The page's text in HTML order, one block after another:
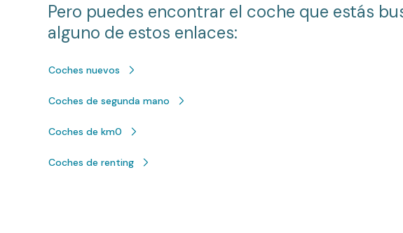
Pero puedes encontrar el coche que estás
alguno de estos enlaces:
Coches nuevos
Coches de segunda mano
Coches de km0
Coches de renting